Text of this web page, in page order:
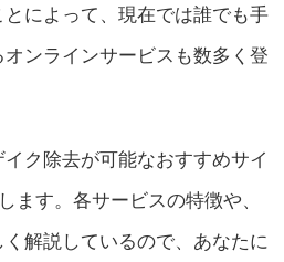
によって、現在では誰でも手
ンラインサービスも数多く登
ク除去が可能なおすすめサイ
ます。各サービスの特徴や、
解説しているので、あなたに